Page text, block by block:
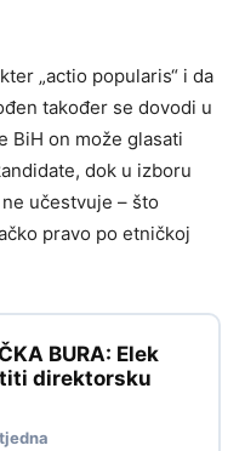
„actio popularis“ i da
također se dovodi u
BiH on može glasati
dok u izboru
učestvuje – što
pravo po etničkoj
BURA: Elek
direktorsku